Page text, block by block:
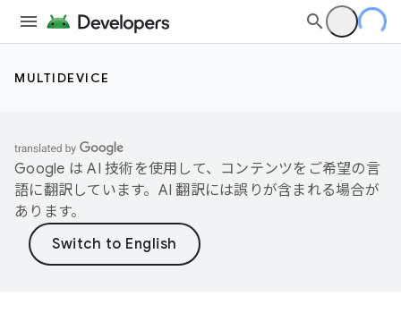
MULTIDEVICE
Google は AI 技術を使用して、コンテンツをご希望の言
語に翻訳しています。AI 翻訳には誤りが含まれる場合が
あります。